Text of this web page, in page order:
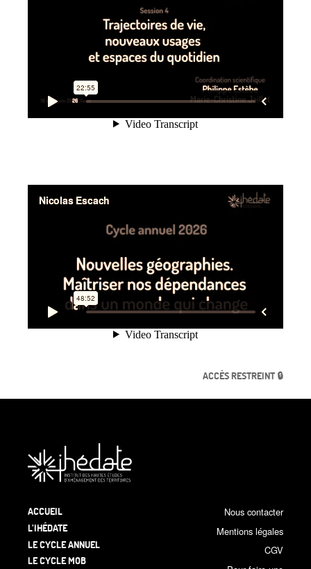
ACCÈS RESTREINT 🔒
ACCUEIL
L’IHÉDATE
LE CYCLE ANNUEL
LE CYCLE MOB
Nous contacter
Mentions légales
CGV